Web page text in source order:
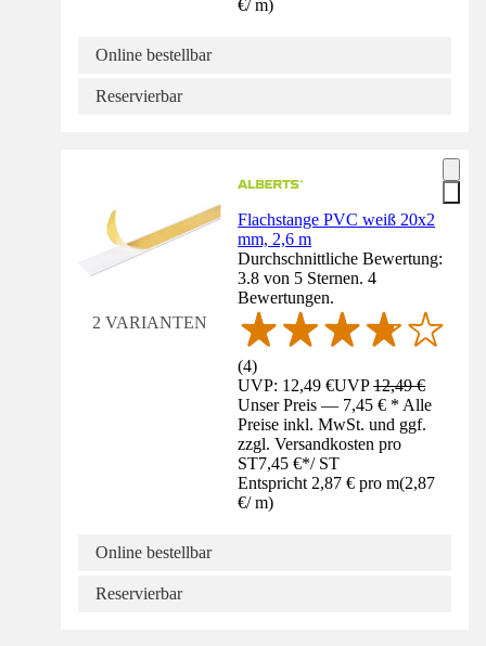
€/ m)
Online bestellbar
Reservierbar
2 VARIANTEN
Flachstange PVC weiß 20x2
mm, 2,6 m
Durchschnittliche Bewertung:
3.8 von 5 Sternen. 4
Bewertungen.
(4)
UVP: 12,49 €UVP12,49 €
Unser Preis — 7,45 € * Alle
Preise inkl. MwSt. und ggf.
zzgl. Versandkosten pro
ST7,45 €*/ ST
Entspricht 2,87 € pro m(2,87
€/ m)
Online bestellbar
Reservierbar